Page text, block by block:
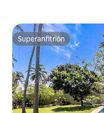
Superanfitrión
Superanfitrión